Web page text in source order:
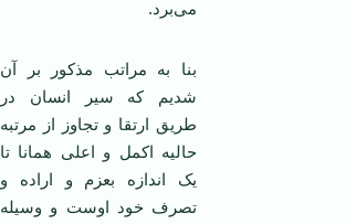
می‌برد.
بنا به مراتب مذکور بر آن
شدیم که سیر انسان در
طریق ارتقا و تجاوز از مرتبه
حالیه اکمل و اعلی همانا تا
یک اندازه بعزم و اراده و
تصرف خود اوست و وسیله